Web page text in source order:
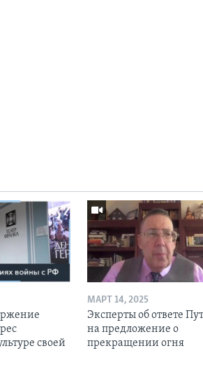
своей
МАРТ 14, 2025
Эксперты об ответе
на предложение о
прекращении огня